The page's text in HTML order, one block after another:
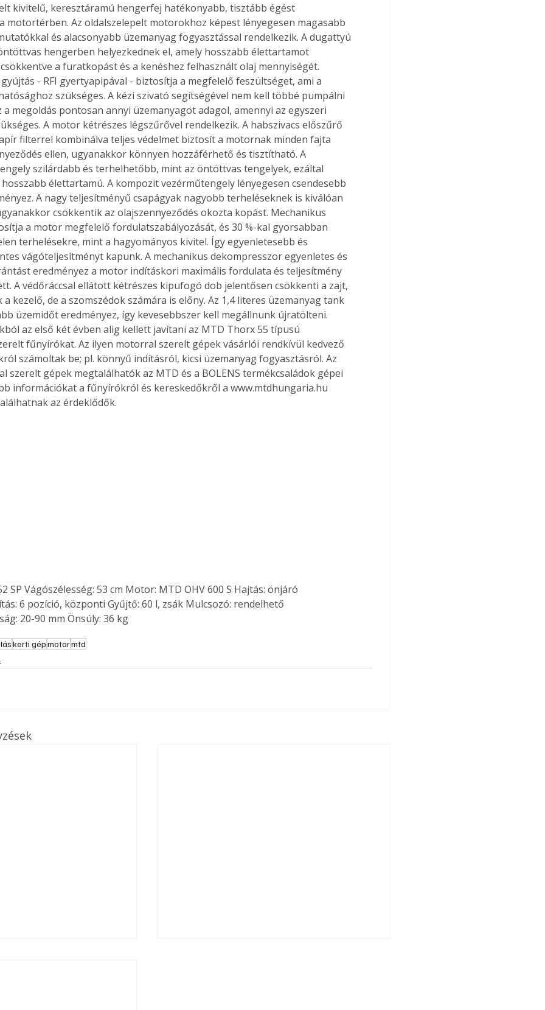
az
Old
új,
egyedi
vagy
Együtt jobban megéri!
Bővebb információ itt!
Együtt jobban megéri! A
könyvek tetszőleges
párosítással kedvezményes
áron, 0 Ft postaköltséggel
megrendelhetők!
kivitelű, keresztáramú hengerfej hatékonyabb, tisztább égést
motortérben. Az oldalszelepelt motorokhoz képest lényegesen magasabb
és alacsonyabb üzemanyag fogyasztással rendelkezik. A dugattyú
hengerben helyezkednek el, amely hosszabb élettartamot
a furatkopást és a kenéshez felhasznált olaj mennyiségét.
- RFI gyertyapipával - biztosítja a megfelelő feszültséget, ami a
szükséges. A kézi szivató segítségével nem kell többé pumpálni
a megoldás pontosan annyi üzemanyagot adagol, amennyi az egyszeri
A motor kétrészes légszűrővel rendelkezik. A habszivacs előszűrő
filterrel kombinálva teljes védelmet biztosít a motornak minden fajta
ellen, ugyanakkor könnyen hozzáférhető és tisztítható. A
szilárdabb és terhelhetőbb, mint az öntöttvas tengelyek, ezáltal
élettartamú. A kompozit vezérműtengely lényegesen csendesebb
A nagy teljesítményű csapágyak nagyobb terheléseknek is kiválóan
csökkentik az olajszennyeződés okozta kopást. Mechanikus
a motor megfelelő fordulatszabályozását, és 30 %-kal gyorsabban
terhelésekre, mint a hagyományos kivitel. Így egyenletesebb és
vágóteljesítményt kapunk. A mechanikus dekompresszor egyenletes és
eredményez a motor indításkori maximális fordulata és teljesítmény
A védőráccsal ellátott kétrészes kipufogó dob jelentősen csökkenti a zajt,
a kezelő, de a szomszédok számára is előny. Az 1,4 literes üzemanyag tank
üzemidőt eredményez, így kevesebbszer kell megállnunk újratölteni.
az első két évben alig kellett javítani az MTD Thorx 55 típusú
fűnyírókat. Az ilyen motorral szerelt gépek vásárlói rendkívül kedvező
számoltak be; pl. könnyű indításról, kicsi üzemanyag fogyasztásról. Az
szerelt gépek megtalálhatók az MTD és a BOLENS termékcsaládok gépei
információkat a fűnyírókról és kereskedőkről a www.mtdhungaria.hu
az érdeklődők.
SP Vágószélesség: 53 cm Motor: MTD OHV 600 S Hajtás: önjáró
6 pozíció, központi Gyűjtő: 60 l, zsák Mulcsozó: rendelhető
20-90 mm Önsúly: 36 kg
kerti gépmotormtd